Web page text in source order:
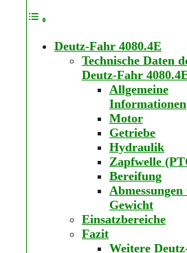
Deutz-Fahr 4080.4E
Technische Daten
Deutz-Fahr
Allgemeine
Informationen
Motor
Getriebe
Hydraulik
Zapfwelle
Bereifung
Abmessungen
Gewicht
Einsatzbereiche
Fazit
Weitere